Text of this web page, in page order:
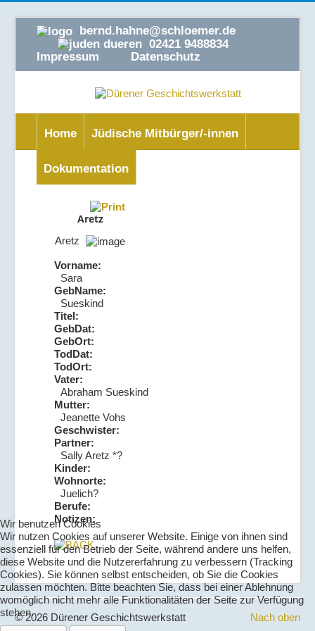
bernd.hahne@schloemer.de
02421 9488834
Impressum
Datenschutz
Home Jüdische Mitbürger/-innen
Dokumentation
Aretz
Aretz
Vorname:
Sara
GebName:
Sueskind
Titel:
GebDat:
GebOrt:
TodDat:
TodOrt:
Vater:
Abraham Sueskind
Mutter:
Jeanette Vohs
Geschwister:
Partner:
Sally Aretz *?
Kinder:
Wohnorte:
Juelich?
Berufe:
Notizen:
Nach oben
© 2026 Dürener Geschichtswerkstatt
Wir benutzen Cookies
Wir nutzen Cookies auf unserer Website. Einige von ihnen sind
essenziell für den Betrieb der Seite, während andere uns helfen,
diese Website und die Nutzererfahrung zu verbessern (Tracking
Cookies). Sie können selbst entscheiden, ob Sie die Cookies
zulassen möchten. Bitte beachten Sie, dass bei einer Ablehnung
womöglich nicht mehr alle Funktionalitäten der Seite zur Verfügung
stehen.